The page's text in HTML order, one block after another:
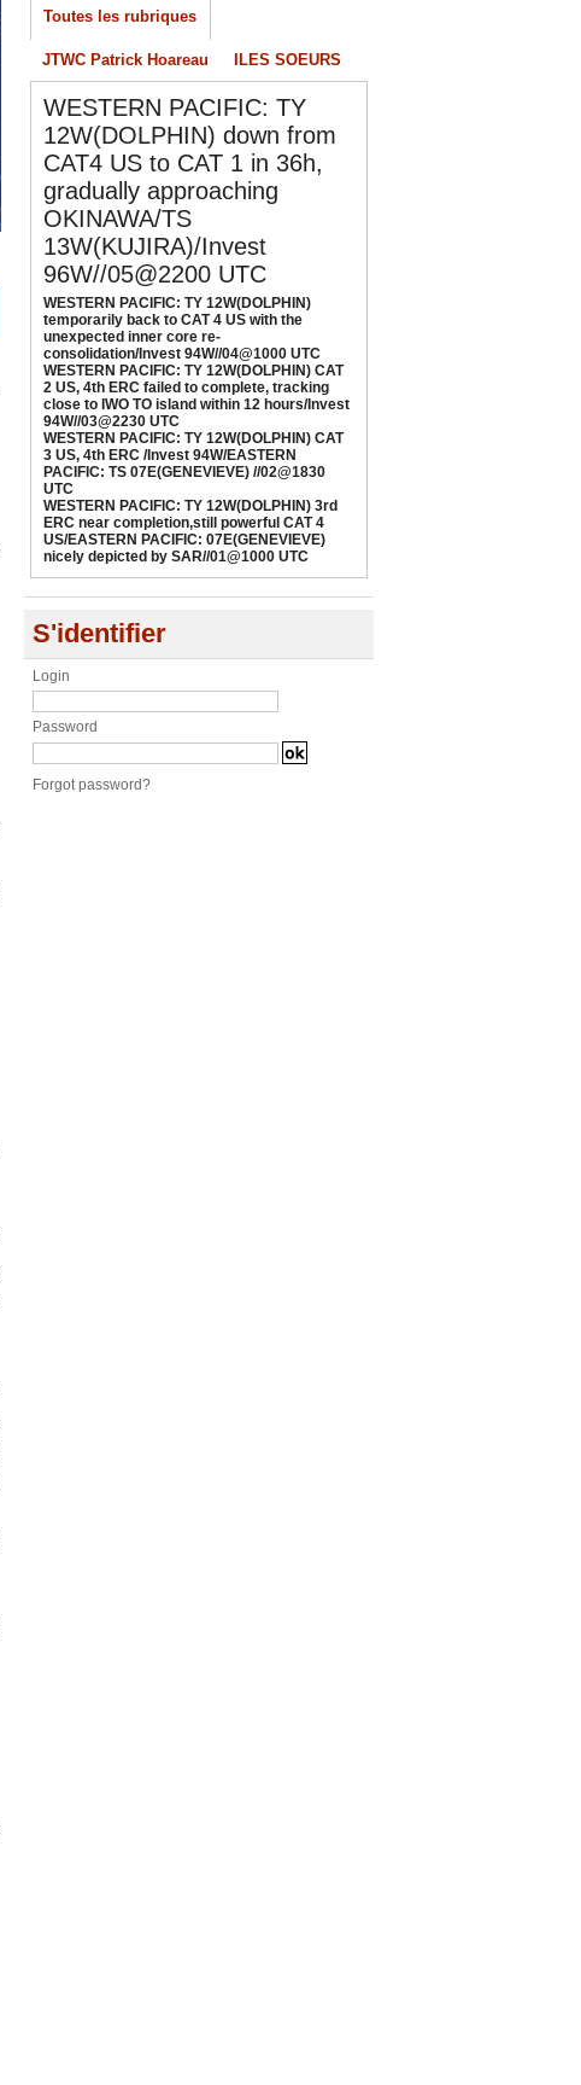
US, 4th ERC failed to complete, tracking close
to IWO TO island within 12 hours/Invest
94W//03@2230 UTC
WESTERN PACIFIC: TY 12W(DOLPHIN) CAT 3
US, 4th ERC /Invest 94W/EASTERN PACIFIC:
TS 07E(GENEVIEVE) //02@1830 UTC
08/02/2026 -PATRICK HOAREAU
WESTERN PACIFIC: TY 12W(DOLPHIN) 3rd
ERC near completion,still powerful CAT 4
US/EASTERN PACIFIC: 07E(GENEVIEVE) nicely
depicted by SAR//01@1000 UTC
08/01/2026 -PATRICK HOAREAU
Toutes les rubriques
JTWC Patrick Hoareau ILES SOEURS
WESTERN PACIFIC: TY
12W(DOLPHIN) down from
CAT4 US to CAT 1 in 36h,
gradually approaching
OKINAWA/TS
13W(KUJIRA)/Invest
96W//05@2200 UTC
WESTERN PACIFIC: TY 12W(DOLPHIN)
temporarily back to CAT 4 US with the
unexpected inner core re-
consolidation/Invest 94W//04@1000 UTC
WESTERN PACIFIC: TY 12W(DOLPHIN) CAT
2 US, 4th ERC failed to complete, tracking
close to IWO TO island within 12 hours/Invest
94W//03@2230 UTC
WESTERN PACIFIC: TY 12W(DOLPHIN) CAT
3 US, 4th ERC /Invest 94W/EASTERN
PACIFIC: TS 07E(GENEVIEVE) //02@1830
UTC
WESTERN PACIFIC: TY 12W(DOLPHIN) 3rd
ERC near completion,still powerful CAT 4
US/EASTERN PACIFIC: 07E(GENEVIEVE)
nicely depicted by SAR//01@1000 UTC
S'identifier
Login
Password
Forgot password?